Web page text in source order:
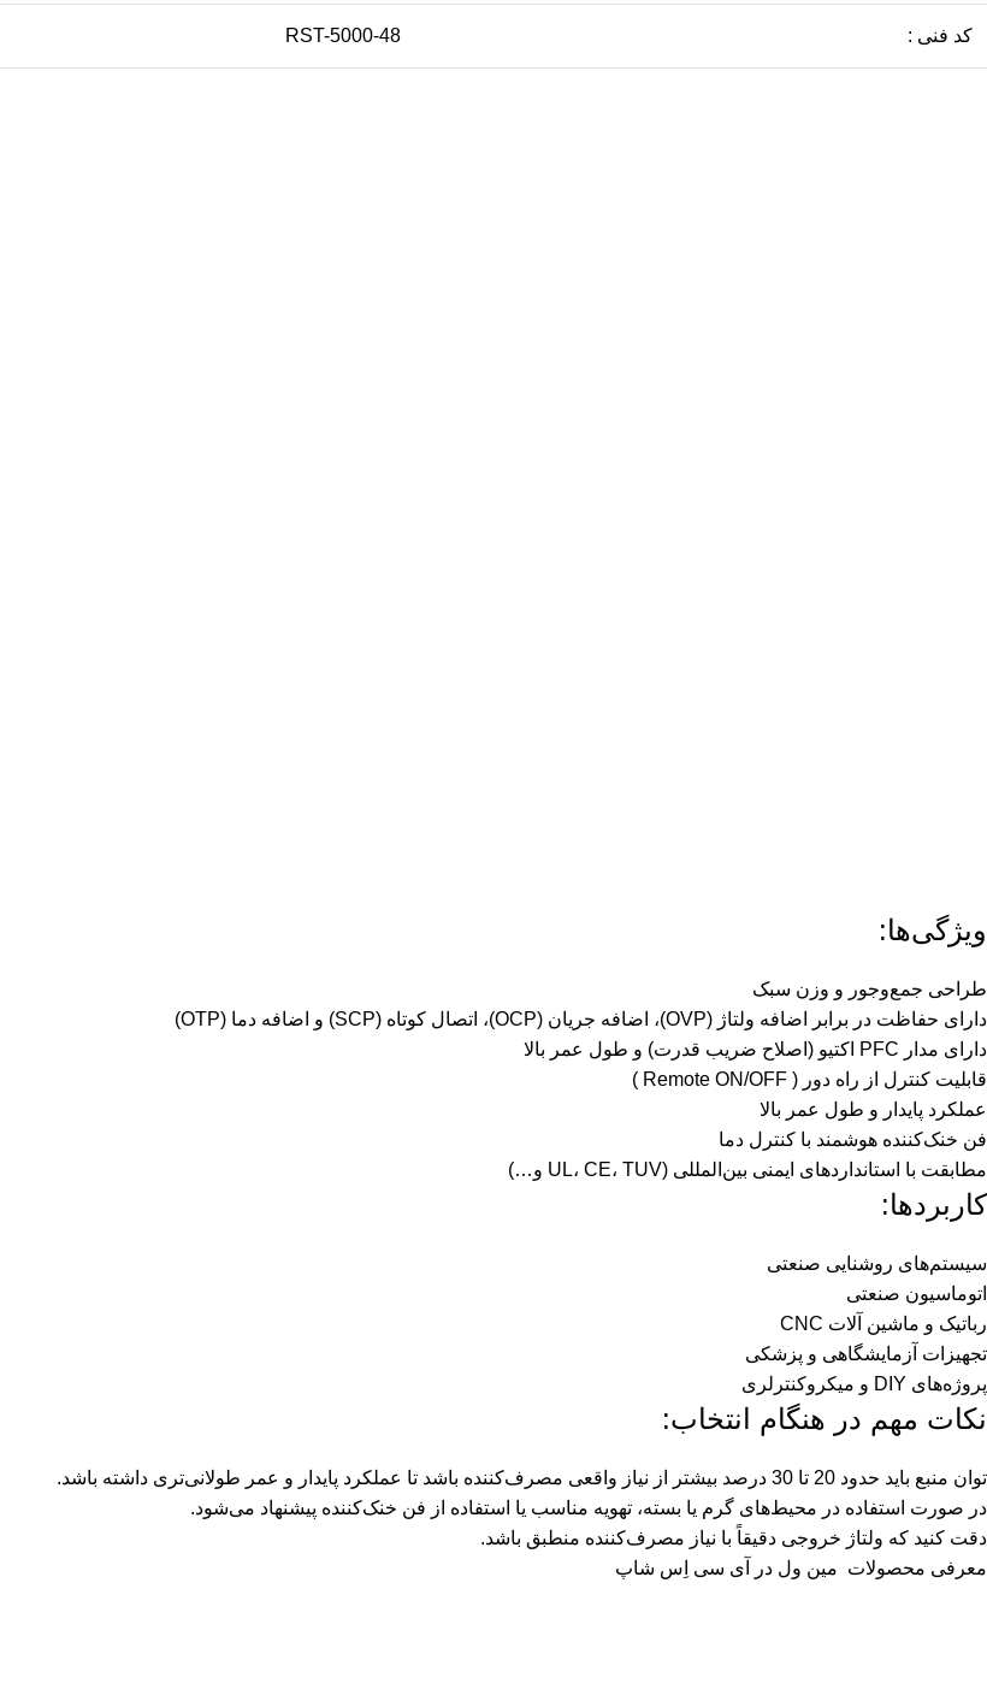
کد فنی : RST-5000-48
ویژگی‌ها:
طراحی جمع‌وجور و وزن سبک
دارای حفاظت در برابر اضافه ولتاژ (OVP)، اضافه جریان (OCP)، اتصال کوتاه (SCP) و اضافه دما (OTP)
دارای مدار PFC اکتیو (اصلاح ضریب قدرت) و طول عمر بالا
قابلیت کنترل از راه دور ( Remote ON/OFF )
عملکرد پایدار و طول عمر بالا
فن خنک‌کننده هوشمند با کنترل دما
مطابقت با استانداردهای ایمنی بین‌المللی (UL، CE، TUV و…)
کاربردها:
سیستم‌های روشنایی صنعتی
اتوماسیون صنعتی
رباتیک و ماشین آلات CNC
تجهیزات آزمایشگاهی و پزشکی
پروژه‌های DIY و میکروکنترلری
نکات مهم در هنگام انتخاب:
توان منبع باید حدود 20 تا 30 درصد بیشتر از نیاز واقعی مصرف‌کننده باشد تا عملکرد پایدار و عمر طولانی‌تری داشته باشد.
در صورت استفاده در محیط‌های گرم یا بسته، تهویه مناسب یا استفاده از فن خنک‌کننده پیشنهاد می‌شود.
دقت کنید که ولتاژ خروجی دقیقاً با نیاز مصرف‌کننده منطبق باشد.
معرفی محصولات مین ول در آی سی اِس شاپ